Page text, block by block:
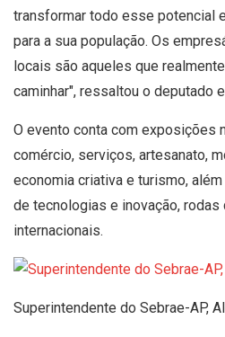
transformar todo esse potencial
para a sua população. Os
locais são aqueles que
caminhar", ressaltou o deputado
O evento conta com exposições
comércio, serviços, artesanato,
economia criativa e turismo,
de tecnologias e inovação,
internacionais.
Superintendente do Sebrae-AP,